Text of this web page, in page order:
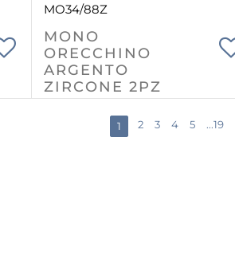
MO34/88Z
MONO
ORECCHINO
ARGENTO
ZIRCONE 2PZ
1 2 3 4 5 ...19